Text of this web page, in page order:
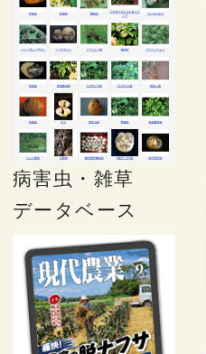
病害虫・雑草
データベース